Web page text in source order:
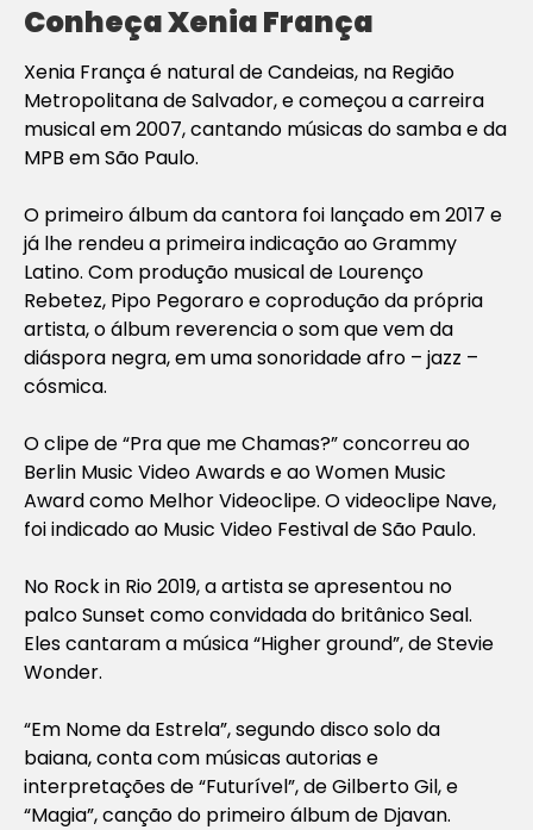
Conheça Xenia França
Xenia França é natural de Candeias, na Região
Metropolitana de Salvador, e começou a carreira
musical em 2007, cantando músicas do samba e da
MPB em São Paulo.
O primeiro álbum da cantora foi lançado em 2017 e
já lhe rendeu a primeira indicação ao Grammy
Latino. Com produção musical de Lourenço
Rebetez, Pipo Pegoraro e coprodução da própria
artista, o álbum reverencia o som que vem da
diáspora negra, em uma sonoridade afro – jazz –
cósmica.
O clipe de “Pra que me Chamas?” concorreu ao
Berlin Music Video Awards e ao Women Music
Award como Melhor Videoclipe. O videoclipe Nave,
foi indicado ao Music Video Festival de São Paulo.
No Rock in Rio 2019, a artista se apresentou no
palco Sunset como convidada do britânico Seal.
Eles cantaram a música “Higher ground”, de Stevie
Wonder.
“Em Nome da Estrela”, segundo disco solo da
baiana, conta com músicas autorias e
interpretações de “Futurível”, de Gilberto Gil, e
“Magia”, canção do primeiro álbum de Djavan.